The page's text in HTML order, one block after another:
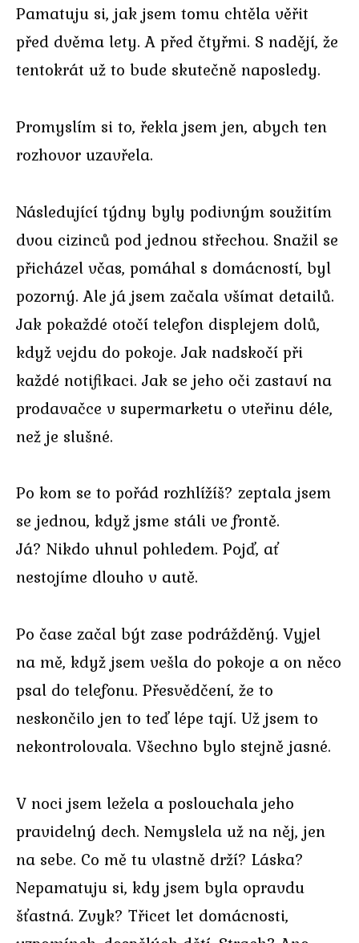
Pamatuju si, jak jsem tomu chtěla věřit
před dvěma lety. A před čtyřmi. S nadějí, že
tentokrát už to bude skutečně naposledy.
Promyslím si to, řekla jsem jen, abych ten
rozhovor uzavřela.
Následující týdny byly podivným soužitím
dvou cizinců pod jednou střechou. Snažil se
přicházel včas, pomáhal s domácností, byl
pozorný. Ale já jsem začala všímat detailů.
Jak pokaždé otočí telefon displejem dolů,
když vejdu do pokoje. Jak nadskočí při
každé notifikaci. Jak se jeho oči zastaví na
prodavačce v supermarketu o vteřinu déle,
než je slušné.
Po kom se to pořád rozhlížíš? zeptala jsem
se jednou, když jsme stáli ve frontě.
Já? Nikdo uhnul pohledem. Pojď, ať
nestojíme dlouho v autě.
Po čase začal být zase podrážděný. Vyjel
na mě, když jsem vešla do pokoje a on něco
psal do telefonu. Přesvědčení, že to
neskončilo jen to teď lépe tají. Už jsem to
nekontrolovala. Všechno bylo stejně jasné.
V noci jsem ležela a poslouchala jeho
pravidelný dech. Nemyslela už na něj, jen
na sebe. Co mě tu vlastně drží? Láska?
Nepamatuju si, kdy jsem byla opravdu
šťastná. Zvyk? Třicet let domácnosti,